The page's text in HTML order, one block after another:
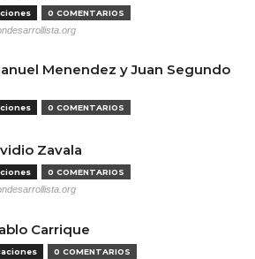
0 COMENTARIOS
Menendez y Juan Segundo
0 COMENTARIOS
Zavala
0 COMENTARIOS
Carrique
0 COMENTARIOS